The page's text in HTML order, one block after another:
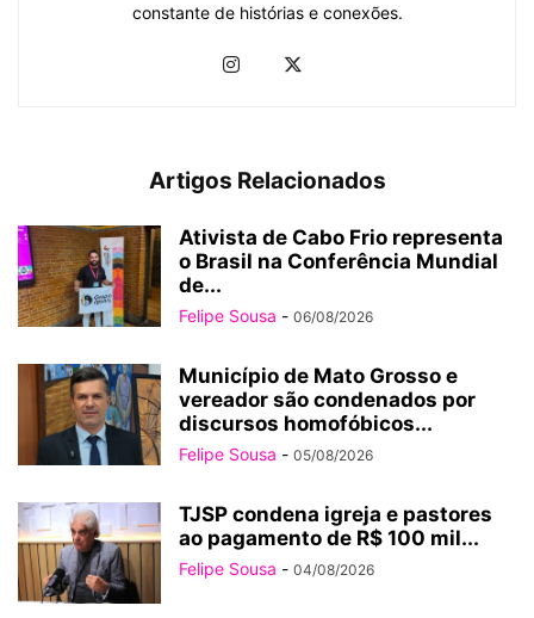
constante de histórias e conexões.
Artigos Relacionados
Ativista de Cabo Frio representa
o Brasil na Conferência Mundial
de...
Felipe Sousa - 06/08/2026
Município de Mato Grosso e
vereador são condenados por
discursos homofóbicos...
Felipe Sousa - 05/08/2026
TJSP condena igreja e pastores
ao pagamento de R$ 100 mil...
Felipe Sousa - 04/08/2026